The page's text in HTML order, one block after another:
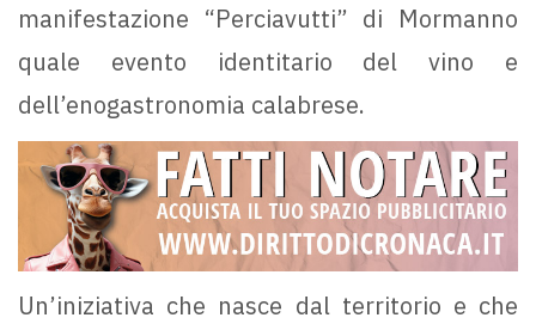
manifestazione “Perciavutti” di Mormanno
quale evento identitario del vino e
dell’enogastronomia calabrese.
Un’iniziativa che nasce dal territorio e che